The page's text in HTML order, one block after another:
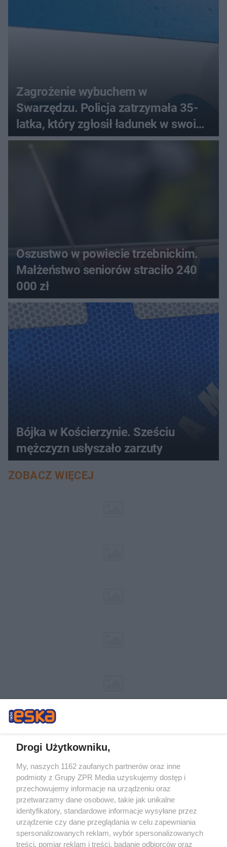
Zagrożenie wybuchem w
Swarzędzu. Policja zatrzymała 35-
latka, który zgłosił ładunek w swoim
aucie
Oszustwo w powiecie trzebnickim.
Małżeństwo seniorów straciło 240
000 zł
Bójka w Kościerzynie. Sześciu
mężczyzn usłyszało zarzuty
ZOBACZ WIĘCEJ
Żaden utwór zamieszczony w serwisie nie może być powielany i
rozpowszechniany lub dalej rozpowszechniany w jakikolwiek sposób (w
tym także elektroniczny lub mechaniczny) na jakimkolwiek polu
eksploatacji w jakiejkolwiek formie, włącznie z umieszczaniem w Internecie
bez pisemnej zgody właściciela praw. Jakiekolwiek użycie lub
wykorzystanie utworów w całości lub w części z naruszeniem prawa, tzn.
bez właściwej zgody, jest zabronione pod groźbą kary i może być ścigane
prawnie.
Drogi Użytkowniku,
My, naszych 1162 zaufanych partnerów oraz inne
podmioty z Grupy ZPR Media uzyskujemy dostęp i
przechowujemy informacje na urządzeniu oraz
przetwarzamy dane osobowe, takie jak unikalne
identyfikatory, standardowe informacje wysyłane przez
urządzenie czy dane przeglądania w celu zapewniania
spersonalizowanych reklam, wybór spersonalizowanych
treści, pomiar reklam i treści, badanie odbiorców oraz